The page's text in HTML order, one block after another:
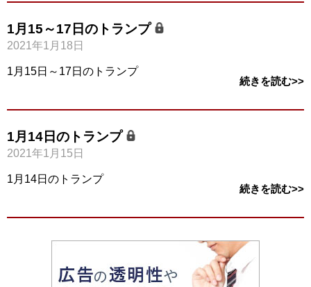
1月15～17日のトランプ
2021年1月18日
1月15日～17日のトランプ
続きを読む>>
1月14日のトランプ
2021年1月15日
1月14日のトランプ
続きを読む>>